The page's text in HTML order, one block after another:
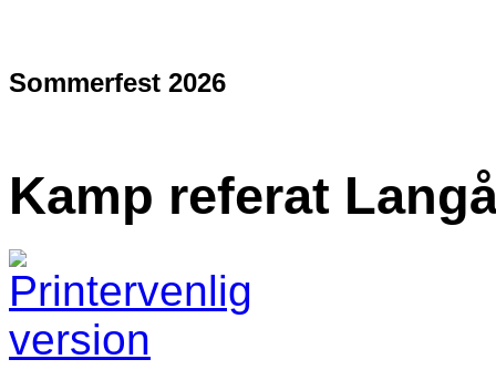
Sommerfest 2026
Kamp referat